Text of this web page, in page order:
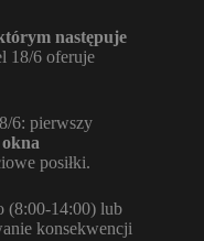
następuje
18/6 oferuje
6: pierwszy
okna
posiłki.
(8:00-14:00) lub
konsekwencji